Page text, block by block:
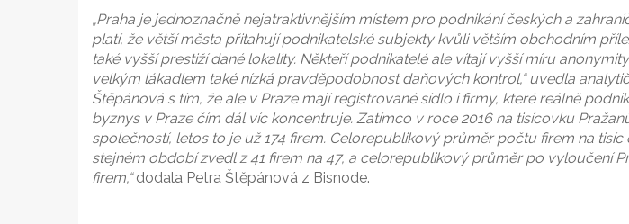
„Praha je jednoznačně nejatraktivnějším místem pro podnikání českých a
platí, že větší města přitahují podnikatelské subjekty kvůli větším obchodním
také vyšší prestiží dané lokality. Někteří podnikatelé ale vítají vyšší míru
velkým lákadlem také nízká pravděpodobnost daňových kontrol,“ uvedla
Štěpánová s tím, že ale v Praze mají registrované sídlo i firmy, které reálně
byznys v Praze čím dál víc koncentruje. Zatímco v roce 2016 na tisícovku
společností, letos to je už 174 firem. Celorepublikový průměr počtu firem na tisíc
stejném období zvedl z 41 firem na 47, a celorepublikový průměr po vyloučení
firem,“dodala Petra Štěpánová z Bisnode.